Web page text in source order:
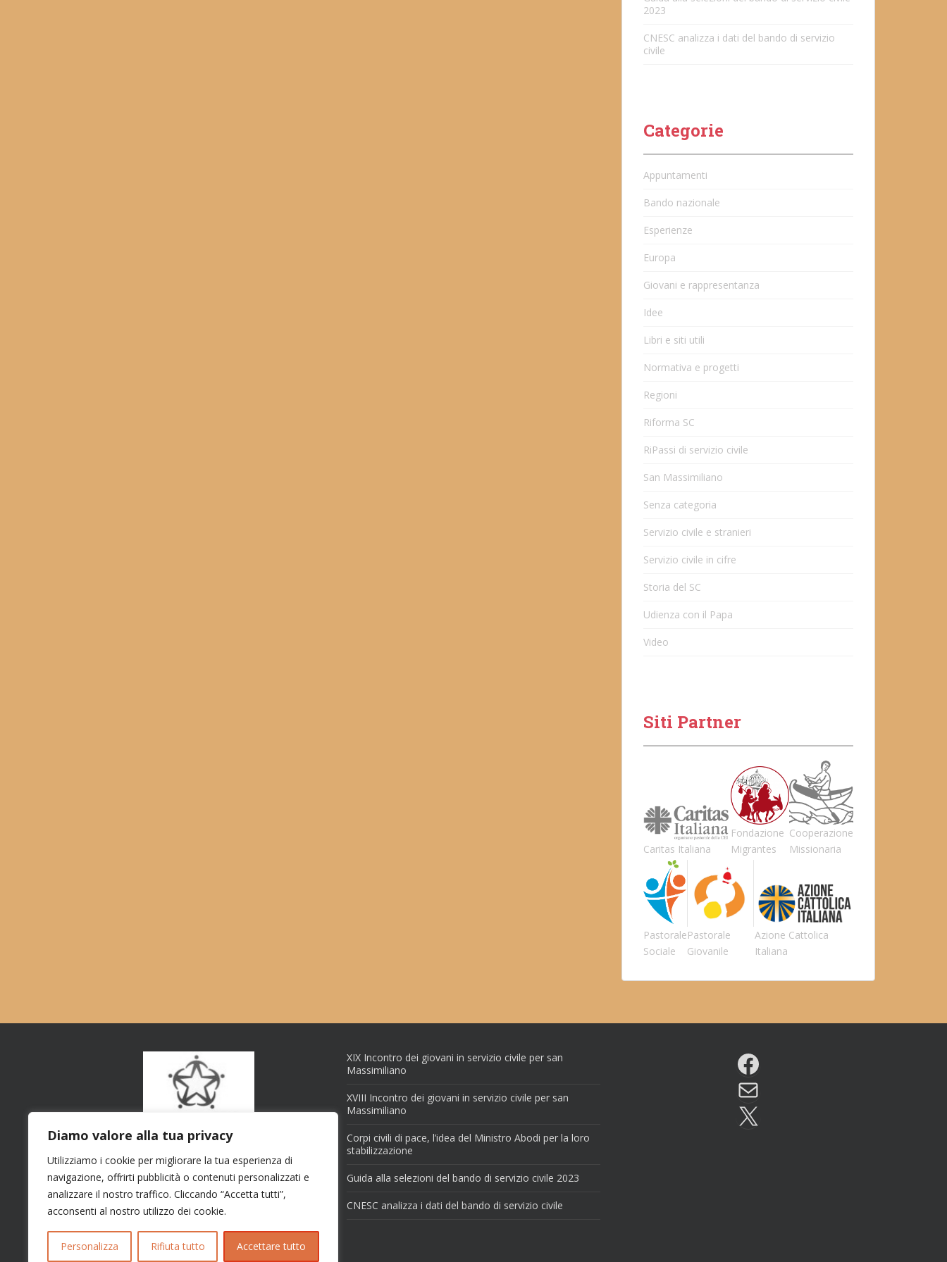
Diamo valore alla tua privacy
Utilizziamo i cookie per migliorare la tua esperienza di
navigazione, offrirti pubblicità o contenuti personalizzati e
analizzare il nostro traffico. Cliccando “Accetta tutti”,
acconsenti al nostro utilizzo dei cookie.
Personalizza Rifiuta tutto Accettare tutto
2023
CNESC analizza i dati del bando di servizio
civile
Categorie
Appuntamenti
Bando nazionale
Esperienze
Europa
Giovani e rappresentanza
Idee
Libri e siti utili
Normativa e progetti
Regioni
Riforma SC
RiPassi di servizio civile
San Massimiliano
Senza categoria
Servizio civile e stranieri
Servizio civile in cifre
Storia del SC
Udienza con il Papa
Video
Siti Partner
Caritas Italiana
Fondazione
Migrantes
Cooperazione
Missionaria
Pastorale
Sociale
Pastorale
Giovanile
Azione Cattolica
Italiana
XIX Incontro dei giovani in servizio civile per san
Massimiliano
XVIII Incontro dei giovani in servizio civile per san
Massimiliano
Corpi civili di pace, l’idea del Ministro Abodi per la loro
stabilizzazione
Guida alla selezioni del bando di servizio civile 2023
CNESC analizza i dati del bando di servizio civile
Facebook
Email
X